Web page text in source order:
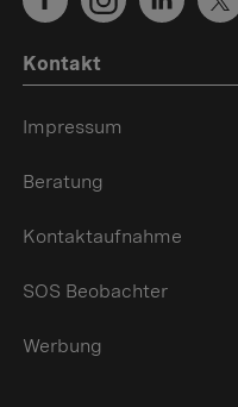
Kontakt
Impressum
Beratung
Kontaktaufnahme
SOS Beobachter
Werbung